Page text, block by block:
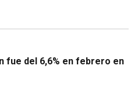
fue del 6,6% en febrero en